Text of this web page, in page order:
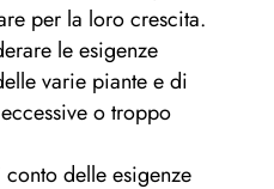
per la loro crescita.
le esigenze
varie piante e di
o troppo
delle esigenze